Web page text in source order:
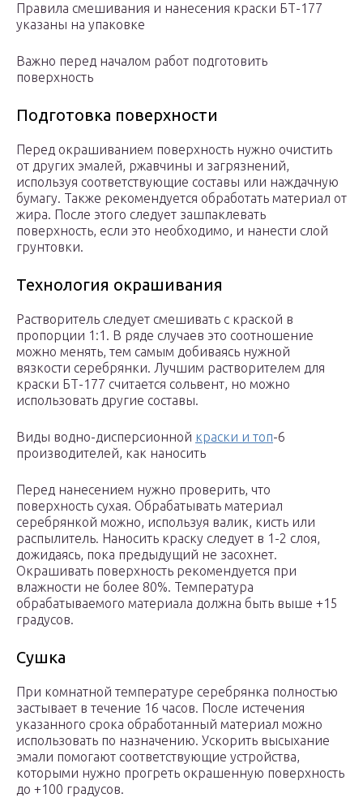
Правила смешивания и нанесения краски БТ-177
указаны на упаковке
Важно перед началом работ подготовить
поверхность
Подготовка поверхности
Перед окрашиванием поверхность нужно очистить
от других эмалей, ржавчины и загрязнений,
используя соответствующие составы или наждачную
бумагу. Также рекомендуется обработать материал от
жира. После этого следует зашпаклевать
поверхность, если это необходимо, и нанести слой
грунтовки.
Технология окрашивания
Растворитель следует смешивать с краской в
пропорции 1:1. В ряде случаев это соотношение
можно менять, тем самым добиваясь нужной
вязкости серебрянки. Лучшим растворителем для
краски БТ-177 считается сольвент, но можно
использовать другие составы.
Виды водно-дисперсионной краски и топ-6
производителей, как наносить
Перед нанесением нужно проверить, что
поверхность сухая. Обрабатывать материал
серебрянкой можно, используя валик, кисть или
распылитель. Наносить краску следует в 1-2 слоя,
дожидаясь, пока предыдущий не засохнет.
Окрашивать поверхность рекомендуется при
влажности не более 80%. Температура
обрабатываемого материала должна быть выше +15
градусов.
Сушка
При комнатной температуре серебрянка полностью
застывает в течение 16 часов. После истечения
указанного срока обработанный материал можно
использовать по назначению. Ускорить высыхание
эмали помогают соответствующие устройства,
которыми нужно прогреть окрашенную поверхность
до +100 градусов.